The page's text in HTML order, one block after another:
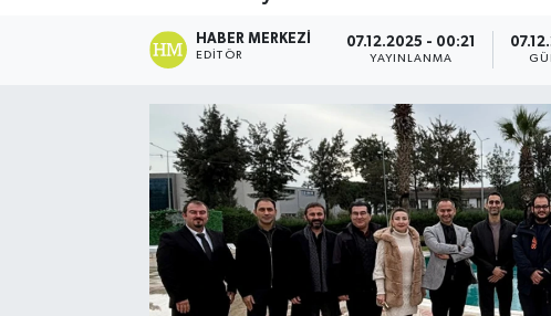
HABER MERKEZI
EDITÖR
07.12.2025 - 00:21
YAYINLANMA
Son Dakika Haberleri